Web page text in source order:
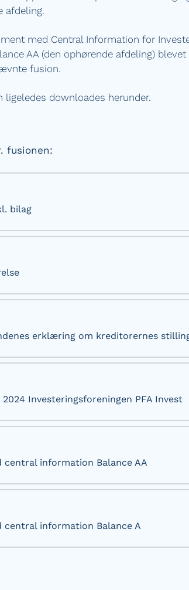
afdeling.
med Central Information for
AA (den ophørende afdeling)
fusion.
ligeledes downloades herunder.
fusionen:
bilag
erklæring om kreditorernes
Investeringsforeningen PFA Invest
central information Balance AA
central information Balance A